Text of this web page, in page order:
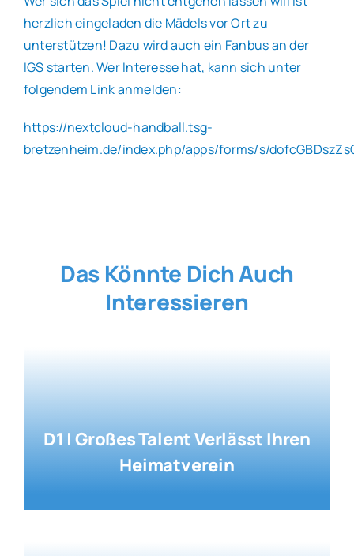
herzlich eingeladen die Mädels vor Ort zu
unterstützen! Dazu wird auch ein Fanbus an der
IGS starten. Wer Interesse hat, kann sich unter
folgendem Link anmelden:
https://nextcloud-handball.tsg-
bretzenheim.de/index.php/apps/forms/s/
Das Könnte Dich Auch
Interessieren
D1 | Großes Talent Verlässt Ihren
Heimatverein